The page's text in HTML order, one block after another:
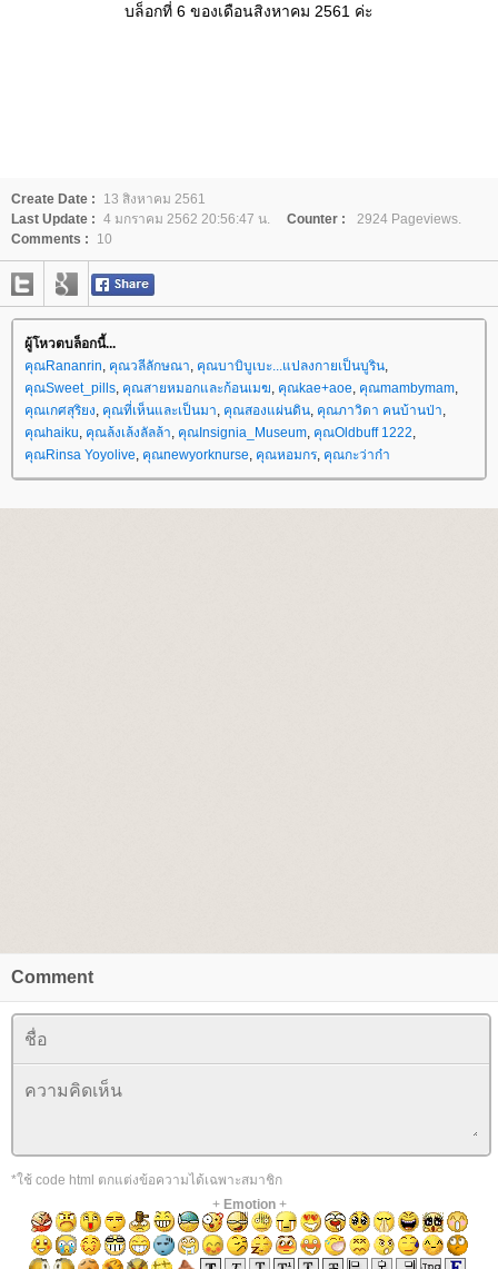
บล็อกที่ 6 ของเดือนสิงหาคม 2561 ค่ะ
Create Date :
13 สิงหาคม 2561
Last Update : 4 มกราคม 2562 20:56:47 น. Counter :
2924 Pageviews.
Comments :
10
ผู้โหวตบล็อกนี้...
คุณRananrin คุณวลีลักษณา คุณบาบิบูเบะ...แปลงกายเป็นบูริน
คุณSweet_pills คุณสายหมอกและก้อนเมฆ คุณkae+aoe คุณmambymam
คุณเกศสุริยง คุณที่เห็นและเป็นมา คุณสองแผ่นดิน คุณภาวิดา คนบ้านป่า
คุณhaiku คุณล้งเล้งลัลล้า คุณInsignia_Museum คุณOldbuff 1222
คุณRinsa Yoyolive คุณnewyorknurse คุณหอมกร คุณกะว่าก๋า
Comment
*ใช้ code html ตกแต่งข้อความได้เฉพาะสมาชิก
+ Emotion+